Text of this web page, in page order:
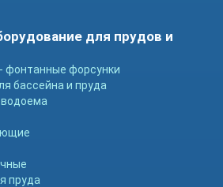
для прудов и
фонтанные форсунки
бассейна и пруда
пруда